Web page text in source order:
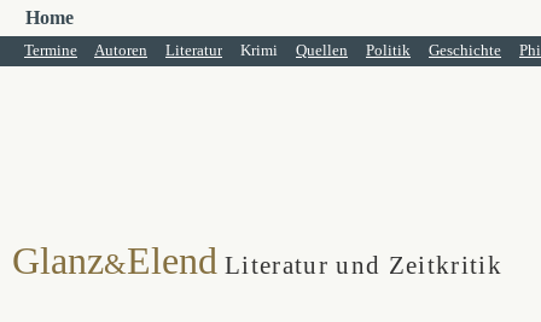
Home
Termine Autoren Literatur Krimi Quellen Politik Geschichte
Glanz&Elend Literatur und Zeitkritik